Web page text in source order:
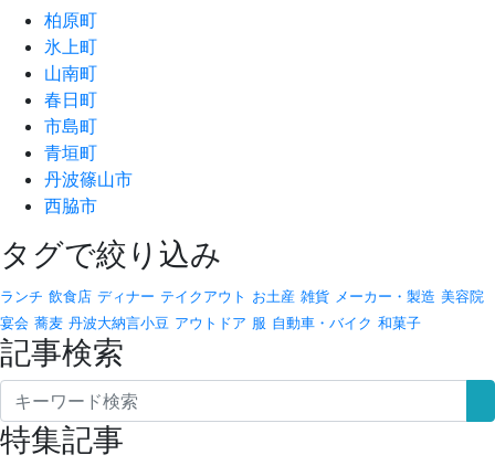
柏原町
氷上町
山南町
春日町
市島町
青垣町
丹波篠山市
西脇市
タグで絞り込み
ランチ 飲食店 ディナー テイクアウト お土産 雑貨 メーカー・製造 美容院
宴会 蕎麦 丹波大納言小豆 アウトドア 服 自動車・バイク 和菓子
記事検索
特集記事